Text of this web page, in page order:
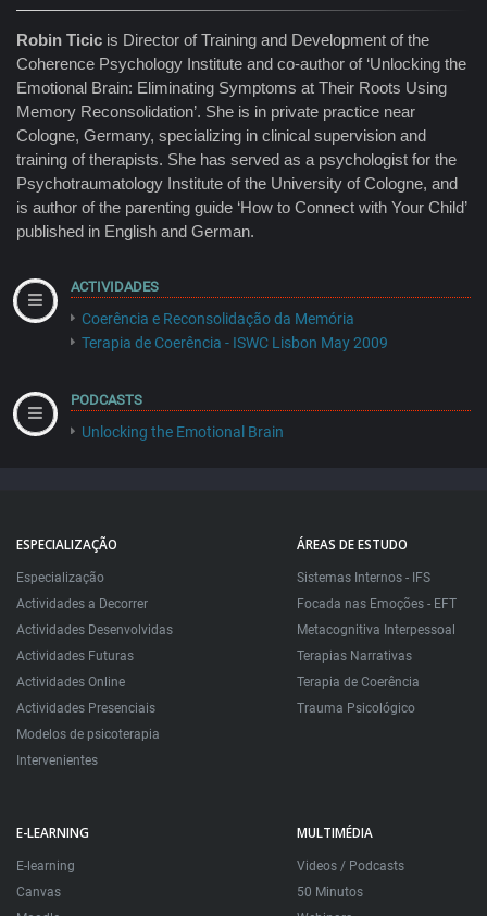
Robin Ticic is Director of Training and Development of the
Coherence Psychology Institute and co-author of ‘Unlocking the
Emotional Brain: Eliminating Symptoms at Their Roots Using
Memory Reconsolidation’. She is in private practice near
Cologne, Germany, specializing in clinical supervision and
training of therapists. She has served as a psychologist for the
Psychotraumatology Institute of the University of Cologne, and
is author of the parenting guide ‘How to Connect with Your Child’
published in English and German.
ACTIVIDADES
Coerência e Reconsolidação da Memória
Terapia de Coerência - ISWC Lisbon May 2009
PODCASTS
Unlocking the Emotional Brain
ESPECIALIZAÇÃO
Especialização
Actividades a Decorrer
Actividades Desenvolvidas
Actividades Futuras
Actividades Online
Actividades Presenciais
Modelos de psicoterapia
Intervenientes
ÁREAS DE ESTUDO
Sistemas Internos - IFS
Focada nas Emoções - EFT
Metacognitiva Interpessoal
Terapias Narrativas
Terapia de Coerência
Trauma Psicológico
E-LEARNING
E-learning
Canvas
MULTIMÉDIA
Videos / Podcasts
50 Minutos